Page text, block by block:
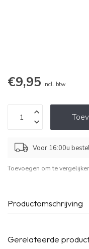
€9,95 Incl. btw
Voor 16:00u
Toevoegen om te
Productomschrijving
Gerelateerde